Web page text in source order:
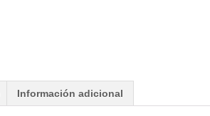
Información adicional